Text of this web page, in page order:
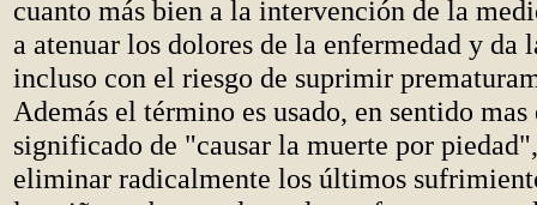
cuanto más bien a la intervención de la
a atenuar los dolores de la enfermedad y da
incluso con el riesgo de suprimir
Además el término es usado, en sentido
significado de "causar la muerte por
eliminar radicalmente los últimos